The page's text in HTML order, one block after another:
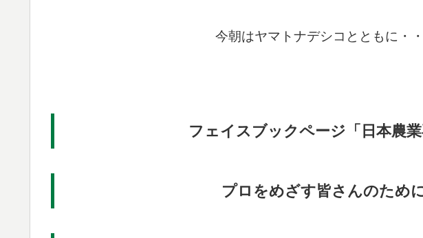
今朝はヤマトナデシコとともに・・
フェイスブックページ「日本農業
プロをめざす皆さんのために